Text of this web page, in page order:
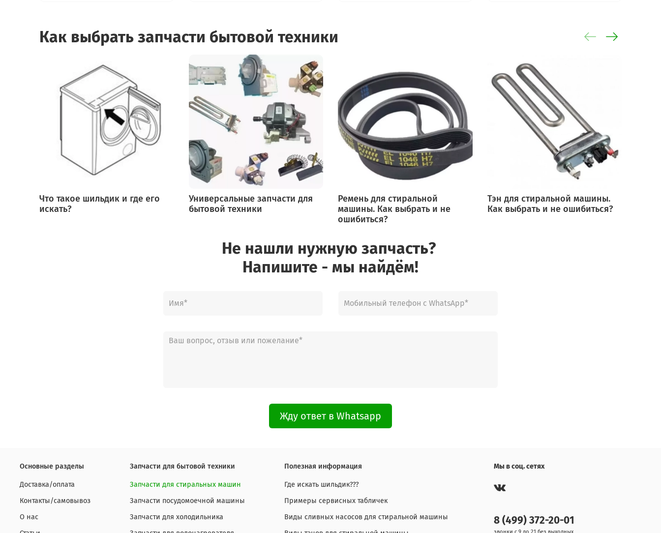
Как выбрать запчасти бытовой техники
Что такое шильдик и где его
искать?
Универсальные запчасти для
бытовой техники
Ремень для стиральной
машины. Как выбрать и не
ошибиться?
Тэн для стиральной машины.
Как выбрать и не ошибиться?
Не нашли нужную запчасть?
Напишите - мы найдём!
Жду ответ в Whatsapp
Основные разделы
Доставка/оплата
Контакты/самовывоз
О нас
Запчасти для бытовой техники
Запчасти для стиральных машин
Запчасти посудомоечной машины
Запчасти для холодильника
Полезная информация
Где искать шильдик???
Примеры сервисных табличек
Виды сливных насосов для стиральной машины
Мы в соц. сетях
8 (499) 372-20-01
звонки с 9 до 21 без выходных